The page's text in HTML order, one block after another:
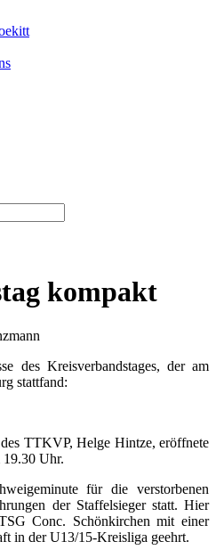
kompakt
des Kreisverbandstages, der am
stattfand:
TTKVP, Helge Hintze, eröffnete
Uhr.
für die verstorbenen
der Staffelsieger statt. Hier
Conc. Schönkirchen mit einer
in der U13/15-Kreisliga geehrt.